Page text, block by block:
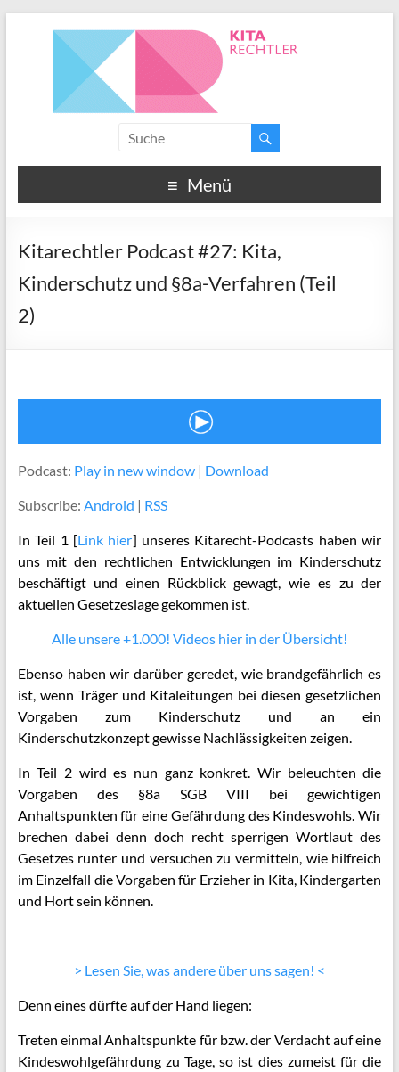
Menü
Kitarechtler Podcast #27: Kita,
Kinderschutz und §8a-Verfahren (Teil
2)
Podcast: Play in new window| Download
Subscribe: Android | RSS
In Teil 1 [Link hier] unseres Kitarecht-Podcasts haben wir
uns mit den rechtlichen Entwicklungen im Kinderschutz
beschäftigt und einen Rückblick gewagt, wie es zu der
aktuellen Gesetzeslage gekommen ist.
Alle unsere +1.000! Videos hier in der Übersicht!
Ebenso haben wir darüber geredet, wie brandgefährlich es
ist, wenn Träger und Kitaleitungen bei diesen gesetzlichen
Vorgaben zum Kinderschutz und an ein
Kinderschutzkonzept gewisse Nachlässigkeiten zeigen.
In Teil 2 wird es nun ganz konkret. Wir beleuchten die
Vorgaben des §8a SGB VIII bei gewichtigen
Anhaltspunkten für eine Gefährdung des Kindeswohls. Wir
brechen dabei denn doch recht sperrigen Wortlaut des
Gesetzes runter und versuchen zu vermitteln, wie hilfreich
im Einzelfall die Vorgaben für Erzieher in Kita, Kindergarten
und Hort sein können.
> Lesen Sie, was andere über uns sagen! <
Denn eines dürfte auf der Hand liegen:
Treten einmal Anhaltspunkte für bzw. der Verdacht auf eine
Kindeswohlgefährdung zu Tage, so ist dies zumeist für die